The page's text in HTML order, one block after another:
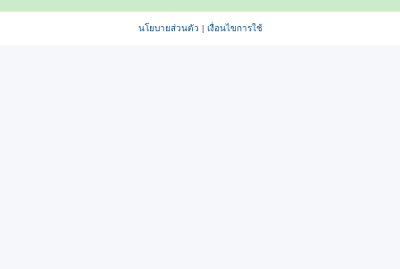
นโยบายส่วนตัว | เงื่อนไขการใช้